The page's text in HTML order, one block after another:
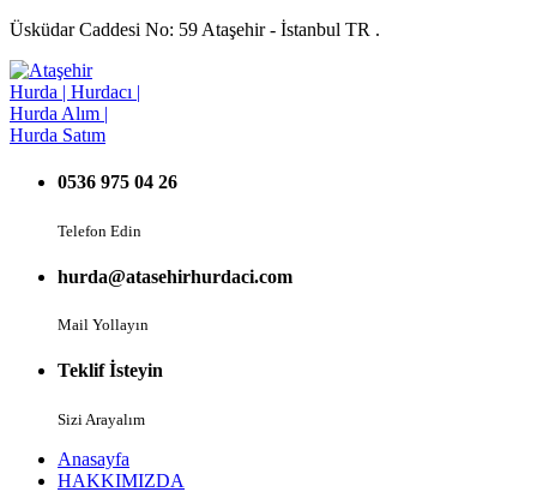
Üsküdar Caddesi No: 59 Ataşehir - İstanbul TR .
0536 975 04 26
Telefon Edin
hurda@atasehirhurdaci.com
Mail Yollayın
Teklif İsteyin
Sizi Arayalım
Anasayfa
HAKKIMIZDA